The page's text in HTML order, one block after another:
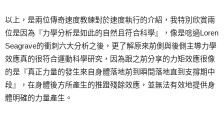
以上，是兩位傳奇速度教練對於速度執行的介紹，我特別欣賞兩
位是因為『力學分析是如此的自然且符合科學』，像是唸過Loren
Seagrave的衝刺六大分析之後，更了解原來前側與後側主導力學
效應真的很符合運動科學研究，因為跟之前分享的力矩效應很像
的是『真正力量的發生來自身體落地前到瞬間落地直到支撐期中
段』，在身體後方所產生的推蹬殘餘效應，並無法有效地提供身
體明確的力量產生。